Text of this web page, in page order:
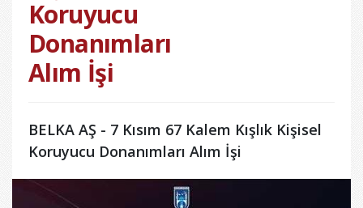
Koruyucu
Donanımları
Alım İşi
BELKA AŞ - 7 Kısım 67 Kalem Kışlık Kişisel
Koruyucu Donanımları Alım İşi